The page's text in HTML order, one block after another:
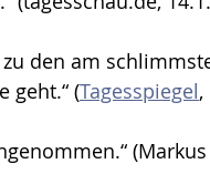
den am
geht.“ (Tagesspiegel,